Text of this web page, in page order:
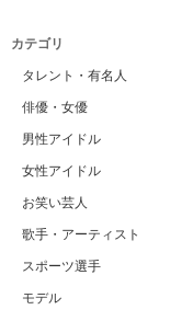
カテゴリ
タレント・有名人
俳優・女優
男性アイドル
女性アイドル
お笑い芸人
歌手・アーティスト
スポーツ選手
モデル